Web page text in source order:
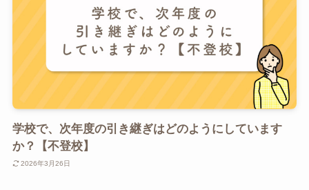
学校で、次年度の引き継ぎはどのようにしています
か？【不登校】
2026年3月26日